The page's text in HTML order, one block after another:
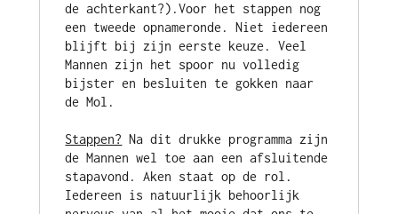
de achterkant?).Voor het stappen nog
een tweede opnameronde. Niet iedereen
blijft bij zijn eerste keuze. Veel
Mannen zijn het spoor nu volledig
bijster en besluiten te gokken naar
Stappen? Na dit drukke programma zijn
de Mannen wel toe aan een afsluitende
stapavond. Aken staat op de rol.
Iedereen is natuurlijk behoorlijk